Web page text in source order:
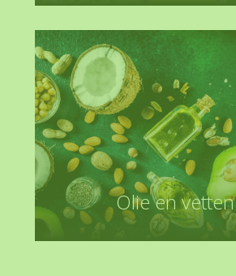
Olie en vetten